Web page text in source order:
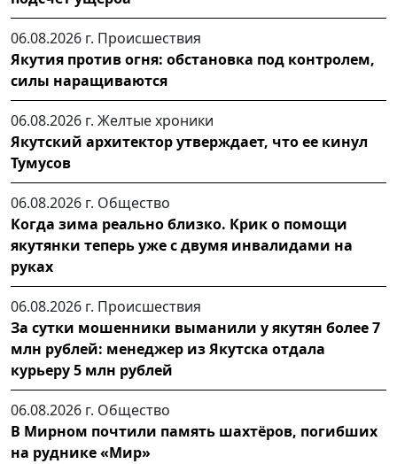
06.08.2026 г. Происшествия
Якутия против огня: обстановка под контролем,
силы наращиваются
06.08.2026 г. Желтые хроники
Якутский архитектор утверждает, что ее кинул
Тумусов
06.08.2026 г. Общество
Когда зима реально близко. Крик о помощи
якутянки теперь уже с двумя инвалидами на
руках
06.08.2026 г. Происшествия
За сутки мошенники выманили у якутян более 7
млн рублей: менеджер из Якутска отдала
курьеру 5 млн рублей
06.08.2026 г. Общество
В Мирном почтили память шахтёров, погибших
на руднике «Мир»